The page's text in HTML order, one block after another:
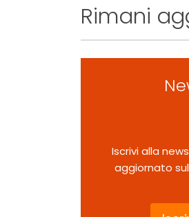
Rimani
Iscrivi alla
aggiornato